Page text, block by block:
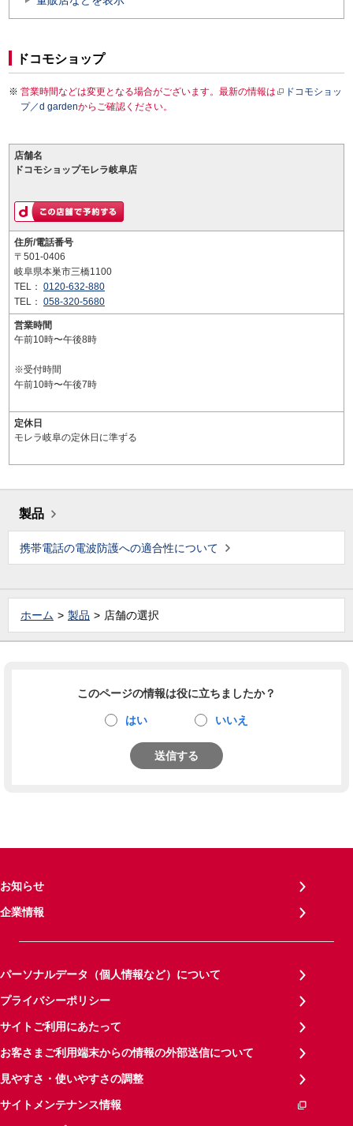
ドコモショップ
営業時間などは変更となる場合がございます。最新の情報は
ドコモショッ
プ／d gardenからご確認ください。
店舗名
ドコモショップモレラ岐阜店
住所/電話番号
〒501-0406
岐阜県本巣市三橋1100
TEL： 0120-632-880
TEL： 058-320-5680
営業時間
午前10時〜午後8時
※受付時間
午前10時〜午後7時
定休日
モレラ岐阜の定休日に準ずる
製品
携帯電話の電波防護への適合性について
ホーム 製品 店舗の選択
このページの情報は役に立ちましたか？
はい いいえ
送信する
お知らせ
企業情報
パーソナルデータ（個人情報など）について
プライバシーポリシー
サイトご利用にあたって
お客さまご利用端末からの情報の外部送信について
見やすさ・使いやすさの調整
サイトメンテナンス情報